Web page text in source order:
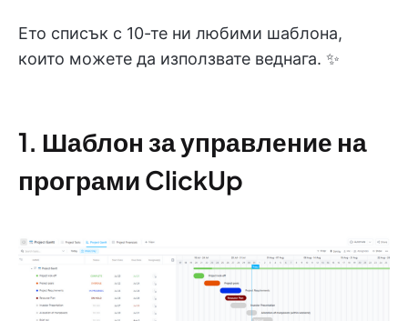
Ето списък с 10-те ни любими шаблона,
които можете да използвате веднага. ✨
1. Шаблон за управление на
програми ClickUp